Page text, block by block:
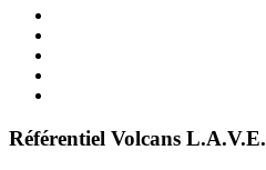
Référentiel Volcans L.A.V.E.